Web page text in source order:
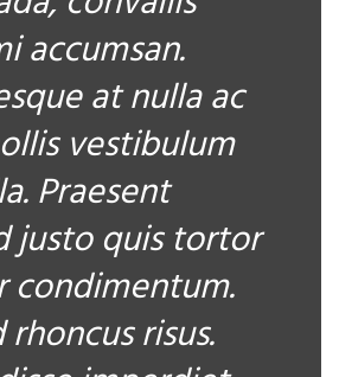
accumsan.
at nulla ac
vestibulum
Praesent
justo quis tortor
condimentum.
rhoncus risus.